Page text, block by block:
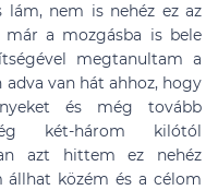
nem is nehéz ez az
már a mozgásba is bele
megtanultam a
adva van hát ahhoz, hogy
és még tovább
két-három kilótól
azt hittem ez nehéz
közém és a célom